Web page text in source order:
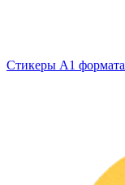
Стикеры А1 формата